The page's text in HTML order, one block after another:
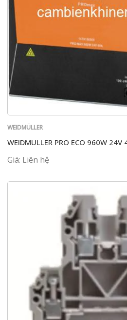
WEIDMÜLLER
WEIDMULLER PRO ECO 960W
Giá: Liên hệ